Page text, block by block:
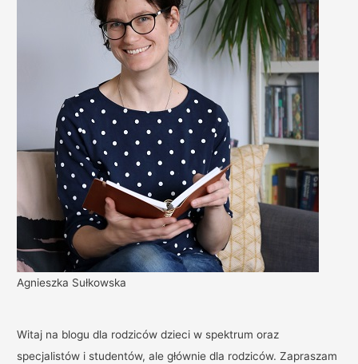
Agnieszka Sułkowska
Witaj na blogu dla rodziców dzieci w spektrum oraz
specjalistów i studentów, ale głównie dla rodziców. Zapraszam